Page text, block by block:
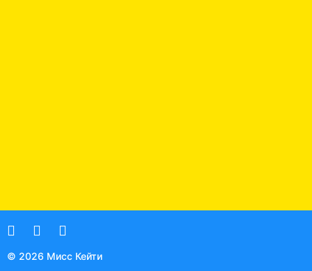
© 2026 Мисс Кейти